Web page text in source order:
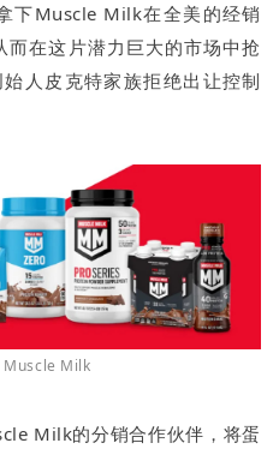
下Muscle Milk在全美的经销
在这片潜力巨大的市场中抢
人皮克特家族拒绝出让控制
Muscle Milk
Milk的分销合作伙伴，将蛋